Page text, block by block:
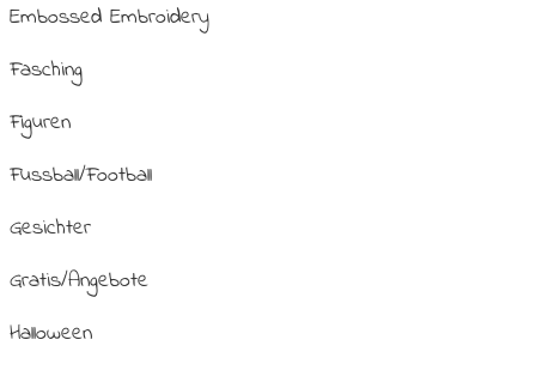
Embossed Embroidery
Fasching
Figuren
Fussball/Football
Gesichter
Gratis/Angebote
Halloween